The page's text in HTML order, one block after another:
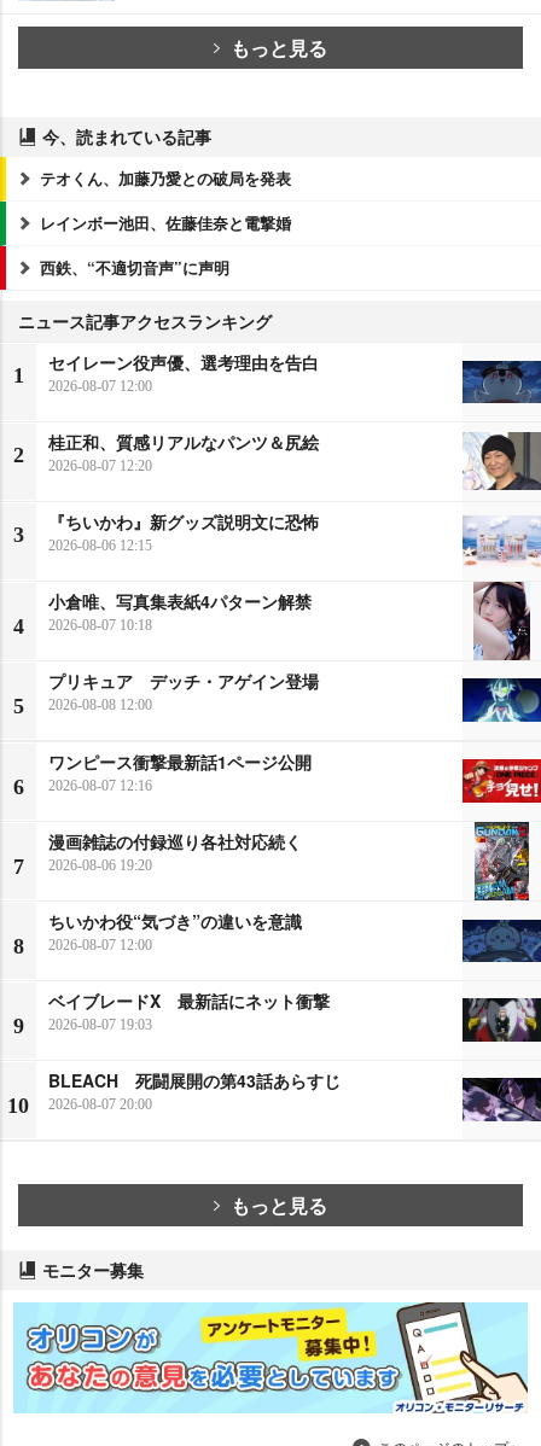
もっと見る
今、読まれている記事
テオくん、加藤乃愛との破局を発表
レインボー池田、佐藤佳奈と電撃婚
西鉄、“不適切音声”に声明
ニュース記事アクセスランキング
1
セイレーン役声優、選考理由を告白
2026-08-07 12:00
2
桂正和、質感リアルなパンツ＆尻絵
2026-08-07 12:20
3
『ちいかわ』新グッズ説明文に恐怖
2026-08-06 12:15
4
小倉唯、写真集表紙4パターン解禁
2026-08-07 10:18
5
プリキュア デッチ・アゲイン登場
2026-08-08 12:00
6
ワンピース衝撃最新話1ページ公開
2026-08-07 12:16
7
漫画雑誌の付録巡り各社対応続く
2026-08-06 19:20
8
ちいかわ役“気づき”の違いを意識
2026-08-07 12:00
9
ベイブレードX 最新話にネット衝撃
2026-08-07 19:03
10
BLEACH 死闘展開の第43話あらすじ
2026-08-07 20:00
もっと見る
モニター募集